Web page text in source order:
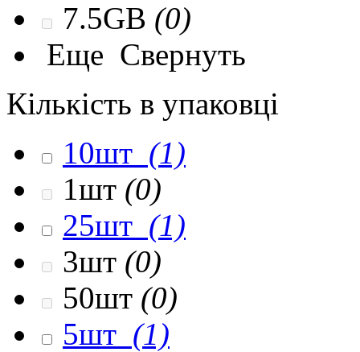
7.5GB (0)
Еще Свернуть
Кількість в упаковці
10шт (1)
1шт (0)
25шт (1)
3шт (0)
50шт (0)
5шт (1)